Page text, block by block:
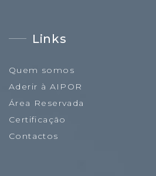
Links
Quem somos
Aderir à AIPOR
Área Reservada
Certificação
Contactos